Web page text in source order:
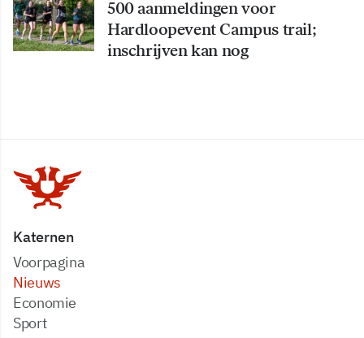
500 aanmeldingen voor
Hardloopevent Campus trail;
inschrijven kan nog
Katernen
Voorpagina
Nieuws
Economie
Sport